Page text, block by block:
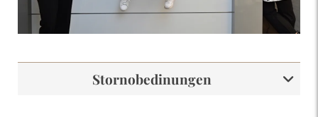
Stornobedinungen